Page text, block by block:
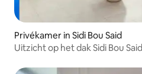
Privékamer in Sidi Bou Said
Uitzicht op het dak Sidi Bou Said